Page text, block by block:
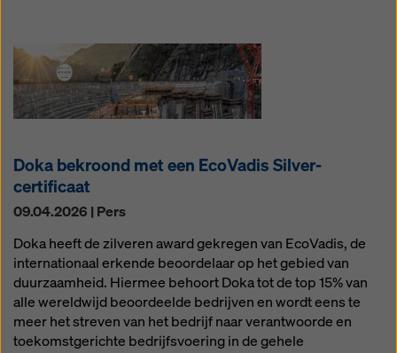
Doka bekroond met een EcoVadis Silver-
certificaat
09.04.2026 | Pers
Doka heeft de zilveren award gekregen van EcoVadis, de
internationaal erkende beoordelaar op het gebied van
duurzaamheid. Hiermee behoort Doka tot de top 15% van
alle wereldwijd beoordeelde bedrijven en wordt eens te
meer het streven van het bedrijf naar verantwoorde en
toekomstgerichte bedrijfsvoering in de gehele